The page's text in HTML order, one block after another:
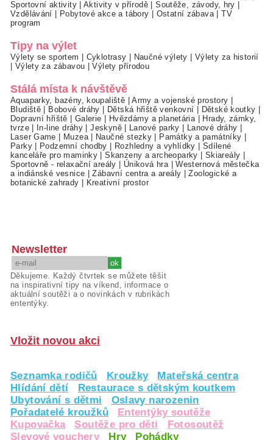
Sportovní aktivity|Aktivity v přírodě |Soutěže, závody, hry
Vzdělávání
Pobytové akce a tábory Ostatní zábava|TV
program
Tipy na výlet
Výlety se sportem Cyklotrasy Naučné výlety
Výlety za historií
Výlety za zábavou |Výlety přírodou
Stálá místa k návštěvě
Aquaparky, bazény, koupaliště |Army a vojenské prostory
Bludiště
Bobové dráhy Dětská hřiště venkovní Dětské koutky
Dopravní hřiště
Galerie Hvězdárny a planetária|
Hrady, zámky,
tvrze| In-line dráhy |Jeskyně| Lanové parky Lanové dráhy
Laser Game
Muzea| Naučné stezky Památky a památníky
Parky| Podzemní chodby Rozhledny a vyhlídky
Sdílené
kanceláře pro maminky |Skanzeny a archeoparky Skiareály
Sportovně - relaxační areály
Úniková hra|Westernová městečka
a indiánské vesnice |Zábavní centra a areály |Zoologické a
botanické zahrady
Kreativní prostor
Newsletter
Děkujeme. Každý čtvrtek se můžete těšit
na inspirativní tipy na víkend, informace o
aktuální soutěži a o novinkách v rubrikách
ententýky.
Vložit novou akci
Seznamka rodičů Kroužky
Mateřská centra
Hlídání dětí
Restaurace s dětským koutkem
Ubytování s dětmi
Oslavy narozenin
Pořadatelé kroužků
Ententýky soutěže
Kupovačka
Soutěže pro děti
Fotosoutěž
Slevové vouchery
Hry Pohádky